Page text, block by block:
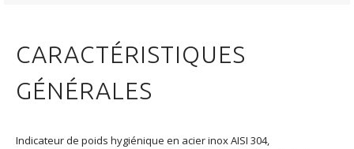
CARACTÉRISTIQUES
GÉNÉRALES
Indicateur de poids hygiénique en acier inox AISI 304,